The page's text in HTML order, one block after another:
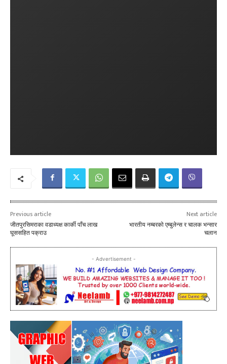
Previous article
जीतपुरसिमराका वडाध्यक्ष कार्की पाँच लाख
घूससहित पक्राउ
Next article
भारतीय नम्बरको एम्बुलेन्स र चालक भन्सार
चलान
- Advertisement -